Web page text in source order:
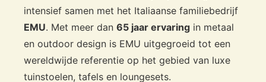
en milde zeep houdt u de meubels jarenlang in topconditie.
Materiaal Focus:
EMU gebruikt recyclebaar staal,
lichtgewicht aluminium, en gecertificeerd teak. Zo
investeert u niet alleen in design, maar ook in
duurzaamheid.
intensief samen met het Italiaanse familiebedrijf
EMU. Met meer dan 65 jaar ervaring in metaal
en outdoor design is EMU uitgegroeid tot een
wereldwijde referentie op het gebied van luxe
tuinstoelen, tafels en loungesets.